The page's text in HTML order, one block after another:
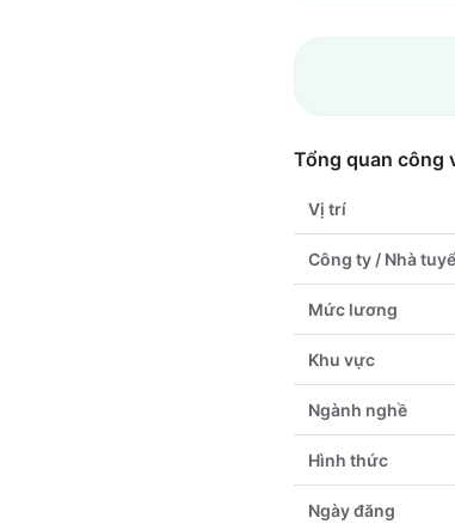
Tổng quan công
Vị trí
Công ty / Nhà
Mức lương
Khu vực
Ngành nghề
Hình thức
Ngày đăng